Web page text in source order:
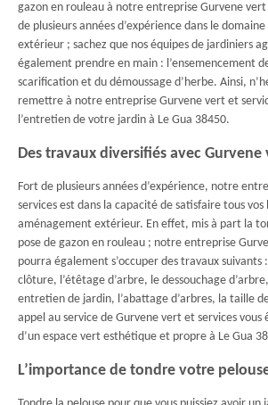
gazon en rouleau à notre entreprise Gurvene
de plusieurs années d’expérience dans le
extérieur ; sachez que nos équipes de jardiniers
également prendre en main : l’ensemencement
scarification et du démoussage d’herbe. Ainsi,
remettre à notre entreprise Gurvene vert et
l’entretien de votre jardin à Le Gua 38450.
Des travaux diversifiés avec Gurvene
Fort de plusieurs années d’expérience, notre
services est dans la capacité de satisfaire tous vos
aménagement extérieur. En effet, mis à part la
pose de gazon en rouleau ; notre entreprise
pourra également s’occuper des travaux suivants
clôture, l’étêtage d’arbre, le dessouchage
entretien de jardin, l’abattage d’arbres, la taille
appel au service de Gurvene vert et services vous
d’un espace vert esthétique et propre à Le Gua
L’importance de tondre votre